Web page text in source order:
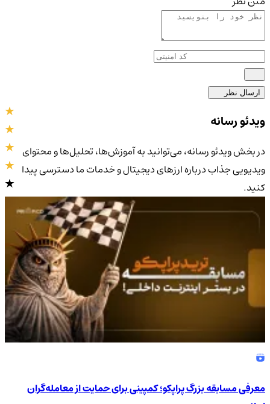
ارسال نظر
4.9/5
ویدئو رسانه
در بخش ویدئو رسانه، می‌توانید به آموزش‌ها، تحلیل‌ها و محتوای
ویدیویی جذاب درباره ارزهای دیجیتال و خدمات ما دسترسی پیدا
کنید.
معرفی مسابقه بزرگ پراپکو؛ کمپینی برای حمایت از معامله‌گران